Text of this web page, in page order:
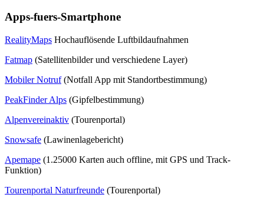
Apps-fuers-Smartphone
RealityMaps Hochauflösende Luftbildaufnahmen
Fatmap (Satellitenbilder und verschiedene Layer)
Mobiler Notruf(Notfall App mit Standortbestimmung)
PeakFinder Alps (Gipfelbestimmung)
Alpenvereinaktiv (Tourenportal)
Snowsafe (Lawinenlagebericht)
Apemape (1.25000 Karten auch offline, mit GPS und Track-
Funktion)
Tourenportal Naturfreunde (Tourenportal)